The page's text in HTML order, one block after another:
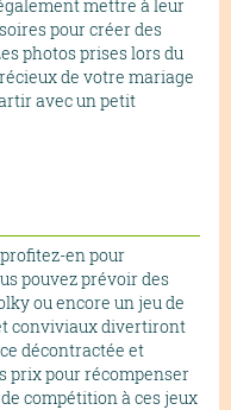
mettre à leur
pour créer des
photos prises lors du
de votre mariage
avec un petit
en pour
pouvez prévoir des
ou encore un jeu de
conviviaux divertiront
décontractée et
prix pour récompenser
compétition à ces jeux